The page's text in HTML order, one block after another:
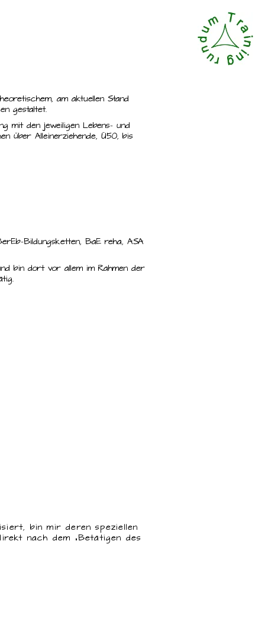
am aktuellen Stand
gestaltet.
mit den jeweiligen Lebens- und
über Alleinerziehende, Ü50, bis
Bildungsketten, BaE reha, ASA
bin dort vor allem im Rahmen der
bin mir deren speziellen
nach dem „Betätigen des